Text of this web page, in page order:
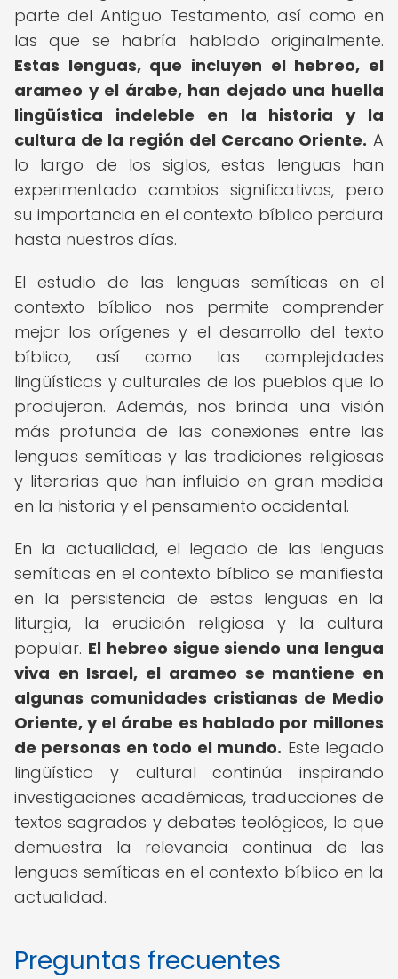
parte del Antiguo Testamento, así como en
las que se habría hablado originalmente.
Estas lenguas, que incluyen el hebreo, el
arameo y el árabe, han dejado una huella
lingüística indeleble en la historia y la
cultura de la región del Cercano Oriente. A
lo largo de los siglos, estas lenguas han
experimentado cambios significativos, pero
su importancia en el contexto bíblico perdura
hasta nuestros días.
El estudio de las lenguas semíticas en el
contexto bíblico nos permite comprender
mejor los orígenes y el desarrollo del texto
bíblico, así como las complejidades
lingüísticas y culturales de los pueblos que lo
produjeron. Además, nos brinda una visión
más profunda de las conexiones entre las
lenguas semíticas y las tradiciones religiosas
y literarias que han influido en gran medida
en la historia y el pensamiento occidental.
En la actualidad, el legado de las lenguas
semíticas en el contexto bíblico se manifiesta
en la persistencia de estas lenguas en la
liturgia, la erudición religiosa y la cultura
popular. El hebreo sigue siendo una lengua
viva en Israel, el arameo se mantiene en
algunas comunidades cristianas de Medio
Oriente, y el árabe es hablado por millones
de personas en todo el mundo. Este legado
lingüístico y cultural continúa inspirando
investigaciones académicas, traducciones de
textos sagrados y debates teológicos, lo que
demuestra la relevancia continua de las
lenguas semíticas en el contexto bíblico en la
actualidad.
Preguntas frecuentes